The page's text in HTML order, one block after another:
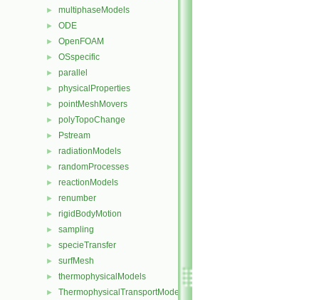
► multiphaseModels
► ODE
► OpenFOAM
► OSspecific
► parallel
► physicalProperties
► pointMeshMovers
► polyTopoChange
► Pstream
► radiationModels
► randomProcesses
► reactionModels
► renumber
► rigidBodyMotion
► sampling
► specieTransfer
► surfMesh
► thermophysicalModels
► ThermophysicalTransportModels